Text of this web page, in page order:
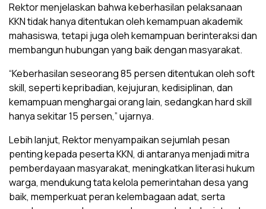
Rektor menjelaskan bahwa keberhasilan pelaksanaan
KKN tidak hanya ditentukan oleh kemampuan akademik
mahasiswa, tetapi juga oleh kemampuan berinteraksi dan
membangun hubungan yang baik dengan masyarakat.
“Keberhasilan seseorang 85 persen ditentukan oleh soft
skill, seperti kepribadian, kejujuran, kedisiplinan, dan
kemampuan menghargai orang lain, sedangkan hard skill
hanya sekitar 15 persen,” ujarnya.
Lebih lanjut, Rektor menyampaikan sejumlah pesan
penting kepada peserta KKN, di antaranya menjadi mitra
pemberdayaan masyarakat, meningkatkan literasi hukum
warga, mendukung tata kelola pemerintahan desa yang
baik, memperkuat peran kelembagaan adat, serta